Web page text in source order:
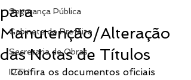
Segurança Pública
Gabinete do Prefeito
Secretaria de Obras
IPTU
para
Manutenção/Alteração
das Notas de Títulos
Confira os documentos oficiais